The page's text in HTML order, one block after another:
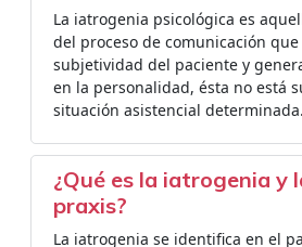
La iatrogenia psicológica es
del proceso de comunicación
subjetividad del paciente y
en la personalidad, ésta no está
situación asistencial determinada.
¿Qué es la iatrogenia y
praxis?
La iatrogenia se identifica en el